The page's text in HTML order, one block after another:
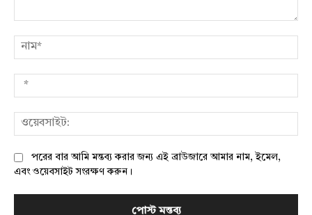
পরের বার আমি মন্তব্য করার জন্য এই ব্রাউজারে আমার নাম, ইমেল,
এবং ওয়েবসাইট সংরক্ষণ করুন।